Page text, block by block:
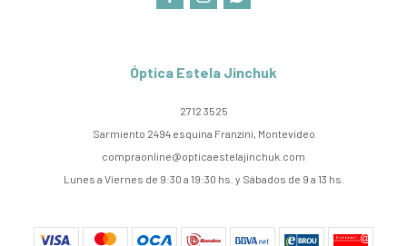
Óptica Estela Jinchuk
2712 3525
Sarmiento 2494 esquina Franzini, Montevideo
compraonline@opticaestelajinchuk.com
Lunes a Viernes de 9:30 a 19:30 hs. y Sábados de 9 a 13 hs.